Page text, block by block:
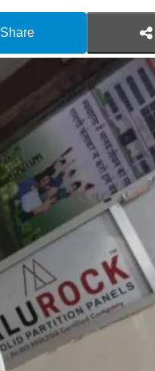
Share